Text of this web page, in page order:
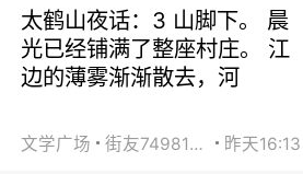
太鹤山夜话：3 山脚下。 晨
光已经铺满了整座村庄。 江
边的薄雾渐渐散去，河
文学广场 街友74981146 昨天16:13